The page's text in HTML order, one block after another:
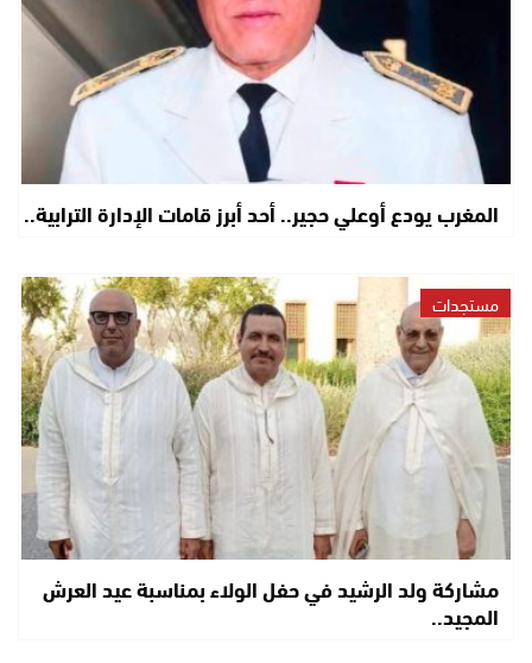
المغرب يودع أوعلي حجير.. أحد أبرز قامات الإدارة الترابية..
مستجدات
مشاركة ولد الرشيد في حفل الولاء بمناسبة عيد العرش
المجيد..